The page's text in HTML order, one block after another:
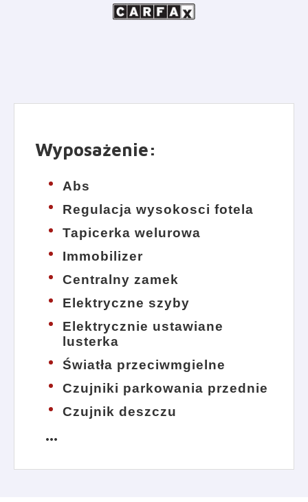
Wyposażenie:
Abs
Regulacja wysokosci fotela
Tapicerka welurowa
Immobilizer
Centralny zamek
Elektryczne szyby
Elektrycznie ustawiane
lusterka
Światła przeciwmgielne
Czujniki parkowania przednie
Czujnik deszczu
more_horiz